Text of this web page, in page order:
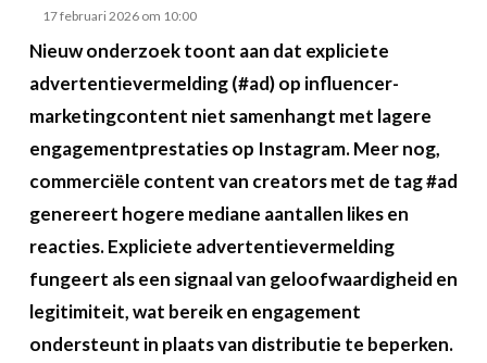
17 februari 2026 om 10:00
Nieuw onderzoek toont aan dat expliciete
advertentievermelding (#ad) op influencer-
marketingcontent niet samenhangt met lagere
engagementprestaties op Instagram. Meer nog,
commerciële content van creators met de tag #ad
genereert hogere mediane aantallen likes en
reacties. Expliciete advertentievermelding
fungeert als een signaal van geloofwaardigheid en
legitimiteit, wat bereik en engagement
ondersteunt in plaats van distributie te beperken.